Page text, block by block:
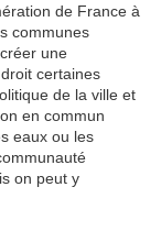
de France à
communes
une
certaines
de la ville et
en commun
eaux ou les
on peut y